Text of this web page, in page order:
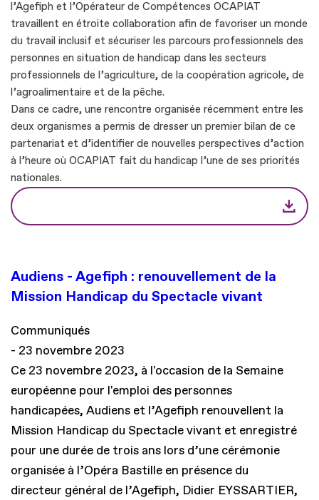
l’Agefiph et l’Opérateur de Compétences OCAPIAT
travaillent en étroite collaboration afin de favoriser un monde
du travail inclusif et sécuriser les parcours professionnels des
personnes en situation de handicap dans les secteurs
professionnels de l’agriculture, de la coopération agricole, de
l’agroalimentaire et de la pêche.
Dans ce cadre, une rencontre organisée récemment entre les
deux organismes a permis de dresser un premier bilan de ce
partenariat et d’identifier de nouvelles perspectives d’action
à l’heure où OCAPIAT fait du handicap l’une de ses priorités
nationales.
Audiens - Agefiph : renouvellement de la
Mission Handicap du Spectacle vivant
Communiqués
23 novembre 2023
Ce 23 novembre 2023, à l'occasion de la Semaine
européenne pour l'emploi des personnes
handicapées, Audiens et l’Agefiph renouvellent la
Mission Handicap du Spectacle vivant et enregistré
pour une durée de trois ans lors d’une cérémonie
organisée à l’Opéra Bastille en présence du
directeur général de l’Agefiph, Didier EYSSARTIER,